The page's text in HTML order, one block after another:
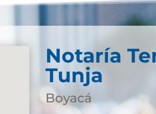
Notaría
Tunja
Boyacá